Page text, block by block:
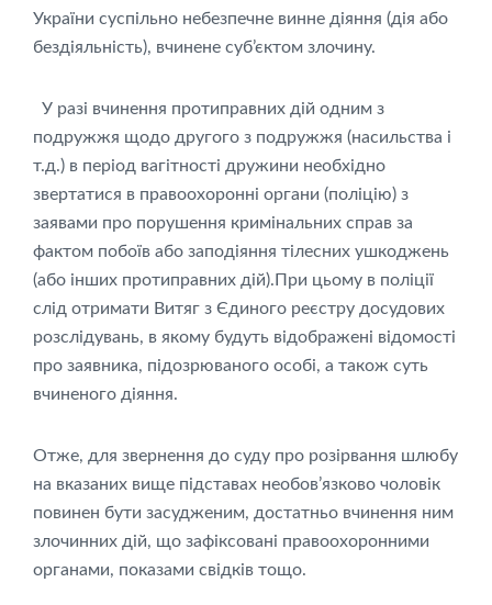
України суспільно небезпечне винне діяння (дія або
бездіяльність), вчинене суб’єктом злочину.
У разі вчинення протиправних дій одним з
подружжя щодо другого з подружжя (насильства і
т.д.) в період вагітності дружини необхідно
звертатися в правоохоронні органи (поліцію) з
заявами про порушення кримінальних справ за
фактом побоїв або заподіяння тілесних ушкоджень
(або інших протиправних дій).При цьому в поліції
слід отримати Витяг з Єдиного реєстру досудових
розслідувань, в якому будуть відображені відомості
про заявника, підозрюваного особі, а також суть
вчиненого діяння.
Отже, для звернення до суду про розірвання шлюбу
на вказаних вище підставах необов’язково чоловік
повинен бути засудженим, достатньо вчинення ним
злочинних дій, що зафіксовані правоохоронними
органами, показами свідків тощо.